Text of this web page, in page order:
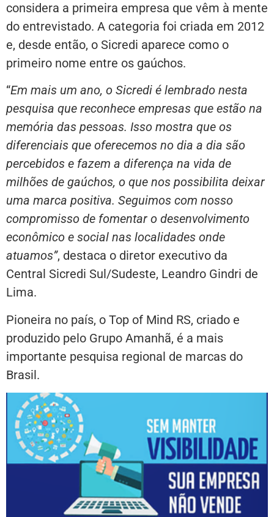
considera a primeira empresa que vêm à mente
do entrevistado. A categoria foi criada em 2012
e, desde então, o Sicredi aparece como o
primeiro nome entre os gaúchos.
“Em mais um ano, o Sicredi é lembrado nesta
pesquisa que reconhece empresas que estão na
memória das pessoas. Isso mostra que os
diferenciais que oferecemos no dia a dia são
percebidos e fazem a diferença na vida de
milhões de gaúchos, o que nos possibilita deixar
uma marca positiva. Seguimos com nosso
compromisso de fomentar o desenvolvimento
econômico e social nas localidades onde
atuamos”, destaca o diretor executivo da
Central Sicredi Sul/Sudeste, Leandro Gindri de
Lima.
Pioneira no país, o Top of Mind RS, criado e
produzido pelo Grupo Amanhã, é a mais
importante pesquisa regional de marcas do
Brasil.